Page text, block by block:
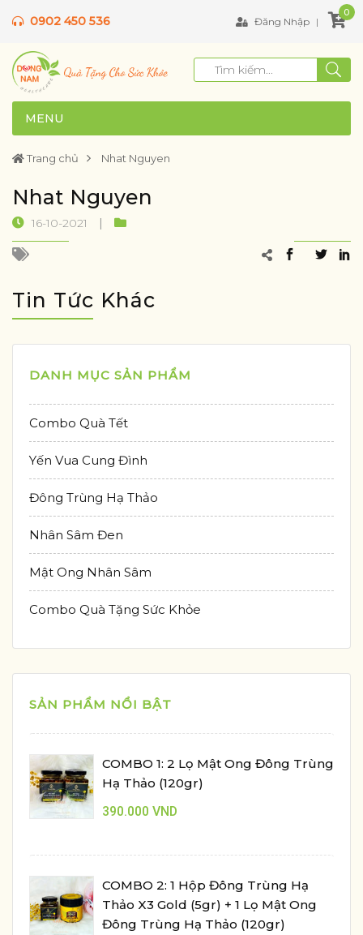
0902 450 536 Đăng Nhập
0
MENU
Trang chủ Nhat Nguyen
Nhat Nguyen
16-10-2021
Tin Tức Khác
DANH MỤC SẢN PHẨM
Combo Quà Tết
Yến Vua Cung Đình
Đông Trùng Hạ Thảo
Nhân Sâm Đen
Mật Ong Nhân Sâm
Combo Quà Tặng Sức Khỏe
SẢN PHẨM NỔI BẬT
COMBO 1: 2 Lọ Mật Ong Đông Trùng
Hạ Thảo (120gr)
390.000 VND
COMBO 2: 1 Hộp Đông Trùng Hạ
Thảo X3 Gold (5gr) + 1 Lọ Mật Ong
Đông Trùng Hạ Thảo (120gr)